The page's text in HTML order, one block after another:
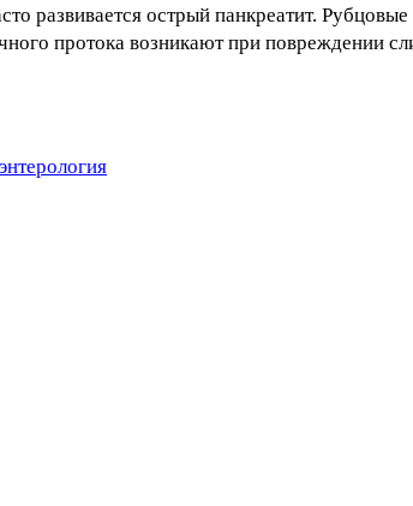
развивается острый панкреатит.
протока возникают при повреждении